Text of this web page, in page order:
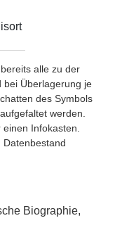
alle zu der
bei Überlagerung je
des Symbols
werden.
Infokasten.
Datenbestand
Biographie,